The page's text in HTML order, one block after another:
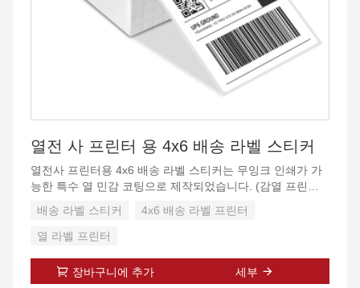
열전 사 프린터 용 4x6 배송 라벨 스티커
열전사 프린터용 4x6 배송 라벨 스티커는 무잉크 인쇄가 가
능한 특수 열 민감 코팅으로 제작되었습니다. (감열 프린터
의) 열이 코팅에 가해지면 잉크나 리본 없이도 선명한 검정
색 이미지가 나타납니다.
자 및 봉투에 대한 초강력 접착.
배송 라벨 스티커
4x6 배송 라벨 프린터
열 라벨 프린터
장바구니에 추가 세부